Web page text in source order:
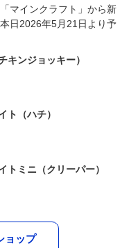
マインクラフト」から新
日2026年5月21日より予
キンジョッキー）
ト（ハチ）
トミニ（クリーパー）
ョップ